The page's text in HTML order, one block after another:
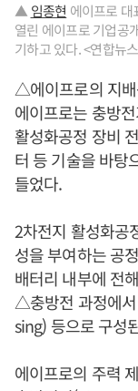
▲ 임종현 에이프로 대
열린 에이프로 기업공
기하고 있다. <연합뉴
△에이프로의 지
에이프로는 충방
활성화공정 장비
터 등 기술을 바탕
들었다.
2차전지 활성화공
성을 부여하는 공
배터리 내부에 전
△충방전 과정에서
sing) 등으로 구성
에이프로의 주력